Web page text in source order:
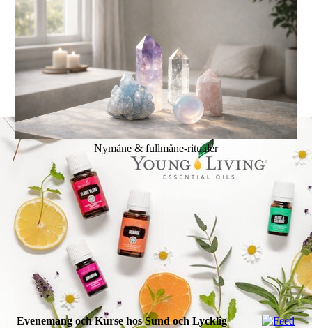
Nymåne & fullmåne‑ritualer
Evenemang och Kurse hos Sund och Lycklig